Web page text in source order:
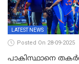
LATEST NEWS
Posted On 28-09-2025
പാകിസ്ഥാനെ